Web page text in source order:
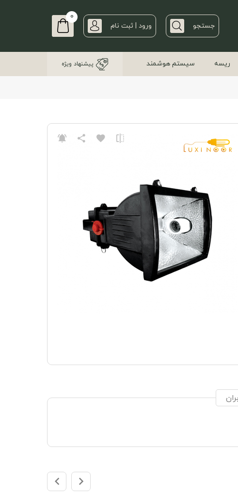
جستجو ورود | ثبت نام
0
ریسه سیستم هوشمند پیشنهاد ویژه